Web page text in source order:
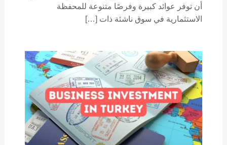
أن توفر عوائد كبيرة وفرصًا متنوعة للمحفظة
الاستثمارية في سوق ناشئة ذات […]